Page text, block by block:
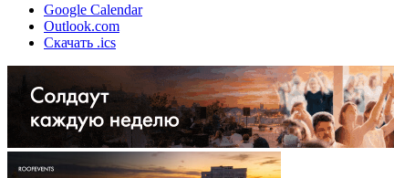
Google Calendar
Outlook.com
Скачать .ics